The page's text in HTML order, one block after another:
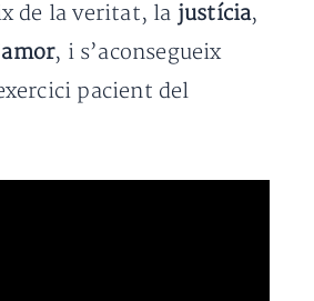
de la veritat, la justícia,
, i s’aconsegueix
pacient del